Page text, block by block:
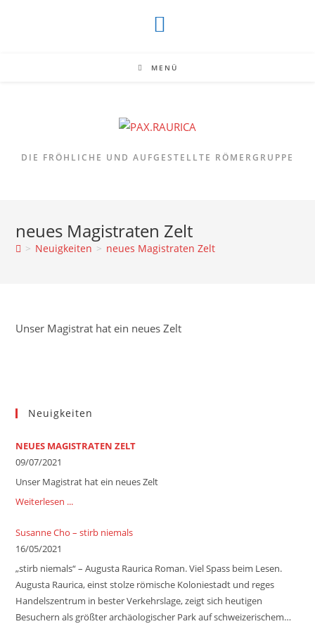
MENÜ
DIE FRÖHLICHE UND AUFGESTELLTE RÖMERGRUPPE
neues Magistraten Zelt
> Neuigkeiten > neues Magistraten Zelt
Unser Magistrat hat ein neues Zelt
Neuigkeiten
NEUES MAGISTRATEN ZELT
09/07/2021
Unser Magistrat hat ein neues Zelt
Weiterlesen ...
Susanne Cho – stirb niemals
16/05/2021
„stirb niemals“ – Augusta Raurica Roman. Viel Spass beim Lesen.
Augusta Raurica, einst stolze römische Koloniestadt und reges
Handelszentrum in bester Verkehrslage, zeigt sich heutigen
Besuchern als größter archäologischer Park auf schweizerischem